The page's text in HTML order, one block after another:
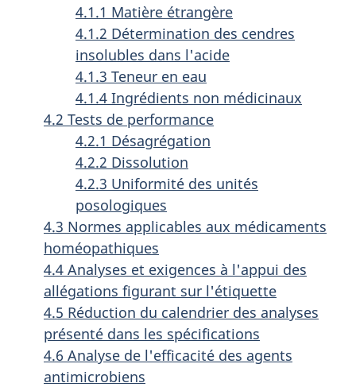
4.1.1 Matière étrangère
4.1.2 Détermination des cendres
insolubles dans l'acide
4.1.3 Teneur en eau
4.1.4 Ingrédients non médicinaux
4.2 Tests de performance
4.2.1 Désagrégation
4.2.2 Dissolution
4.2.3 Uniformité des unités
posologiques
4.3 Normes applicables aux médicaments
homéopathiques
4.4 Analyses et exigences à l'appui des
allégations figurant sur l'étiquette
4.5 Réduction du calendrier des analyses
présenté dans les spécifications
4.6 Analyse de l'efficacité des agents
antimicrobiens